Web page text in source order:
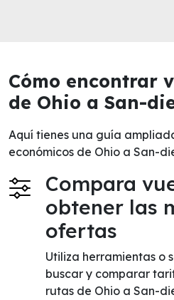
Cómo encontrar
de Ohio a San-
Aquí tienes una guía
económicos de Ohio a San-
Compara
obtener las
ofertas
Utiliza herramientas o
buscar y comparar
rutas de Ohio a San-